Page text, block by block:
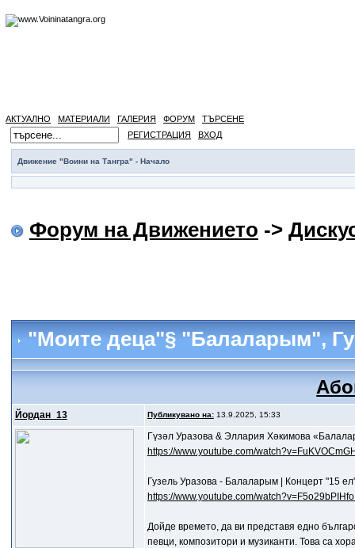
АКТУАЛНО МАТЕРИАЛИ ГАЛЕРИЯ ФОРУМ
ТЪРСЕНЕ
РЕГИСТРАЦИЯ
ВХОД
Движение "Воини на Тангра" - Начало
Форум на Движението ->
"Моите деца"§ "Балаларым",
Йордан_13 Публикувано на:13.9.2025, 15:33
Гүзәл Уразова & Эллария Хәкимова
https://www.youtube.com/
Гузель Уразова - Балаларым | Концерт "15
https://www.youtube.com/
Дойде времето, да ви представя едно
певци, композитори и музиканти. Това са